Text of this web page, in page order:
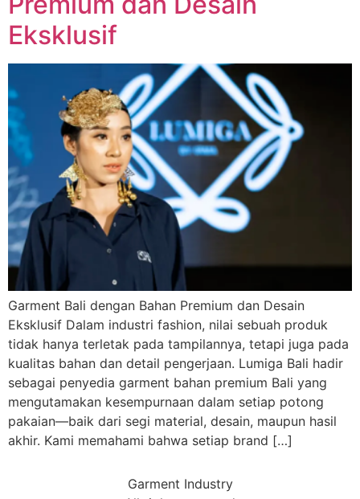
Eksklusif
Garment Bali dengan Bahan Premium dan Desain
Eksklusif Dalam industri fashion, nilai sebuah produk
tidak hanya terletak pada tampilannya, tetapi juga pada
kualitas bahan dan detail pengerjaan. Lumiga Bali hadir
sebagai penyedia garment bahan premium Bali yang
mengutamakan kesempurnaan dalam setiap potong
pakaian—baik dari segi material, desain, maupun hasil
akhir. Kami memahami bahwa setiap brand […]
Garment Industry